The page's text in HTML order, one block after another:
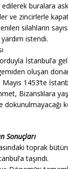
buralara
ve zincirlerle
silahların sayısı
istendi.
İstanbul’a
oluşan
1453’te
Bizanslılara
dokunulmayacağı
Sonuçları
toprak
taşındı.